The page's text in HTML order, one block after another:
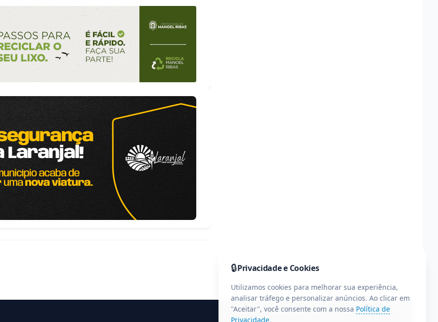
🔒Privacidade e Cookies
Utilizamos cookies para melhorar sua experiência,
analisar tráfego e personalizar anúncios. Ao clicar em
"Aceitar", você consente com a nossa Política de
Privacidade.